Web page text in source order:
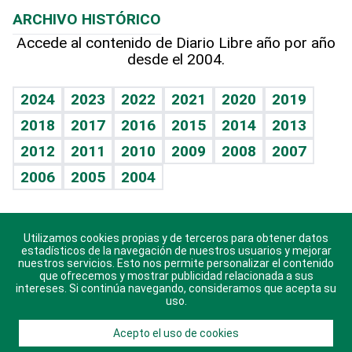
Hablando con el pediatra
Vida y familia
Eñe
Celebrando la vida
Sin complejos
En pocas palabras
Escuchando al corazón
Economía Personal
BRV
TBT Deportivo
Columnistas
Más firmas
Hecho en casa
Guía del dinero
Cumpleaños
Horóscopos
Juegos
ARCHIVO HISTÓRICO
Accede al contenido de Diario Libre año por año
desde el 2004.
2024 2023 2022 2021 2020
2019
2018
2017 2016 2015 2014
2013
2012
2011 2010 2009 2008
2007
2006
2005 2004
Descarga nuestras aplicaciones para Android, iOS y
sistema Huawei.
© 2021 Diario Libre, todos los derechos reservados.
Utilizamos cookies propias y de terceros para obtener datos
estadísticos de la navegación de nuestros usuarios y mejorar
nuestros servicios. Esto nos permite personalizar el contenido
que ofrecemos y mostrar publicidad relacionada a sus
intereses. Si continúa navegando, consideramos que acepta su
uso.
Acepto el uso de cookies